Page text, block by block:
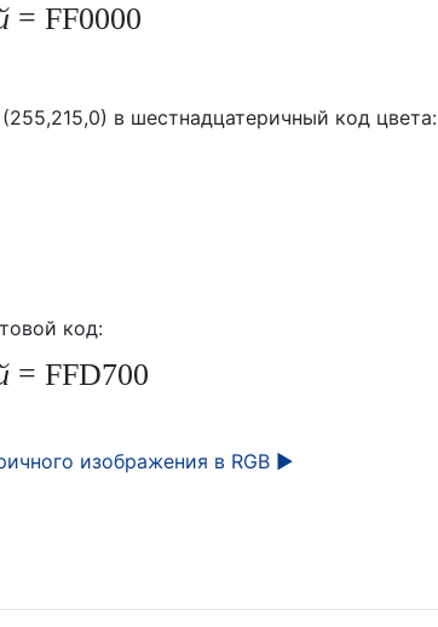
= FF0000
в шестнадцатеричный код цвета:
код:
= FFD700
изображения в RGB ►